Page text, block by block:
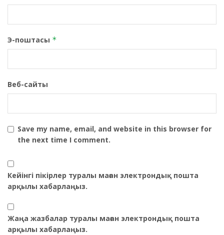
Э-поштасы *
Веб-сайты
Save my name, email, and website in this browser for
the next time I comment.
Кейінгі пікірлер туралы маған электрондық пошта
арқылы хабарлаңыз.
Жаңа жазбалар туралы маған электрондық пошта
арқылы хабарлаңыз.